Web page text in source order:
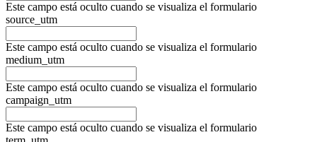
Este campo está oculto cuando se visualiza el formulario
source_utm
Este campo está oculto cuando se visualiza el formulario
medium_utm
Este campo está oculto cuando se visualiza el formulario
campaign_utm
Este campo está oculto cuando se visualiza el formulario